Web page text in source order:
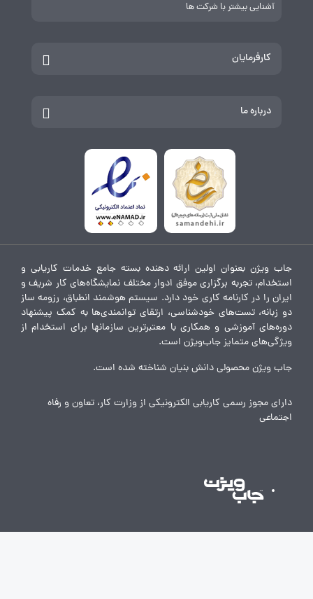
آشنایی بیشتر با شرکت ها
کارفرمایان
درباره ما
جاب ویژن بعنوان اولین ارائه دهنده بسته جامع خدمات کاریابی و
استخدام، تجربه برگزاری موفق ادوار مختلف نمایشگاه‌های کار شریف و
ایران را در کارنامه کاری خود دارد. سیستم هوشمند انطباق، رزومه ساز
دو زبانه، تست‌های خودشناسی، ارتقای توانمندی‌ها به کمک پیشنهاد
دوره‌های آموزشی و همکاری با معتبرترین سازمانها برای استخدام از
ویژگی‌های متمایز جاب‌ویژن است.
جاب ویژن محصولی دانش بنیان شناخته شده است.
دارای مجوز رسمی کاریابی الکترونیکی از وزارت کار، تعاون و رفاه
اجتماعی